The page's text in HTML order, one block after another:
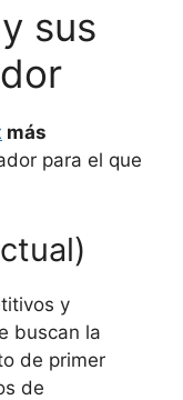
sus
más
para el que
y
buscan la
de primer
de